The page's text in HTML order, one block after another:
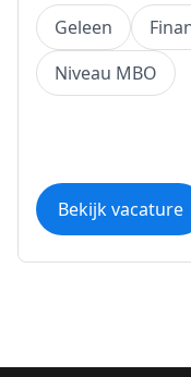
Geleen
Niveau MBO
Bekijk vacature